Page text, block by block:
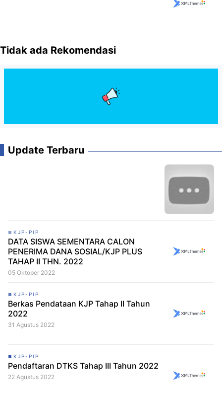
Tidak ada Rekomendasi
Update Terbaru
KJP-PIP
DATA SISWA SEMENTARA CALON
PENERIMA DANA SOSIAL/KJP PLUS
TAHAP II THN. 2022
05 Oktober 2022
KJP-PIP
Berkas Pendataan KJP Tahap II Tahun
2022
31 Agustus 2022
KJP-PIP
Pendaftaran DTKS Tahap III Tahun 2022
22 Agustus 2022